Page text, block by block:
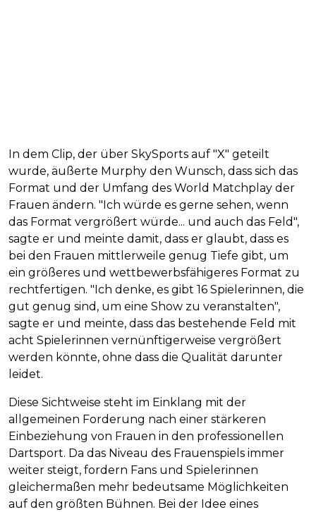
In dem Clip, der über SkySports auf "X" geteilt
wurde, äußerte Murphy den Wunsch, dass sich das
Format und der Umfang des World Matchplay der
Frauen ändern. "Ich würde es gerne sehen, wenn
das Format vergrößert würde... und auch das Feld",
sagte er und meinte damit, dass er glaubt, dass es
bei den Frauen mittlerweile genug Tiefe gibt, um
ein größeres und wettbewerbsfähigeres Format zu
rechtfertigen. "Ich denke, es gibt 16 Spielerinnen, die
gut genug sind, um eine Show zu veranstalten",
sagte er und meinte, dass das bestehende Feld mit
acht Spielerinnen vernünftigerweise vergrößert
werden könnte, ohne dass die Qualität darunter
leidet.
Diese Sichtweise steht im Einklang mit der
allgemeinen Forderung nach einer stärkeren
Einbeziehung von Frauen in den professionellen
Dartsport. Da das Niveau des Frauenspiels immer
weiter steigt, fordern Fans und Spielerinnen
gleichermaßen mehr bedeutsame Möglichkeiten
auf den größten Bühnen. Bei der Idee eines